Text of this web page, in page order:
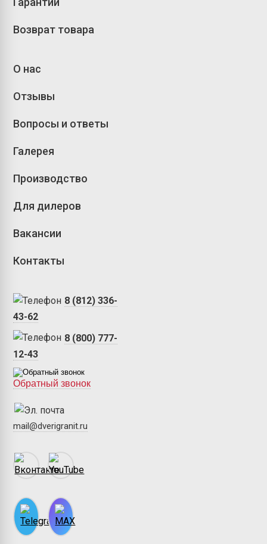
Возврат товара
О нас
Отзывы
Вопросы и ответы
Галерея
Производство
Для дилеров
Вакансии
Контакты
8 (812) 336-
43-62
8 (800) 777-
12-43
Обратный звонок
mail@dverigranit.ru